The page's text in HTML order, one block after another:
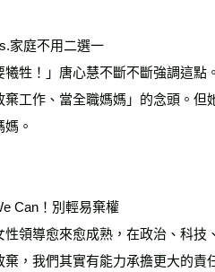
家庭不用二選一
犧牲！」唐心慧不斷不斷強調這點
棄工作、當全職媽媽」的念頭。
。
Can！別輕易棄權
性領導愈來愈成熟，在政治、科技
棄，我們其實有能力承擔更大的責